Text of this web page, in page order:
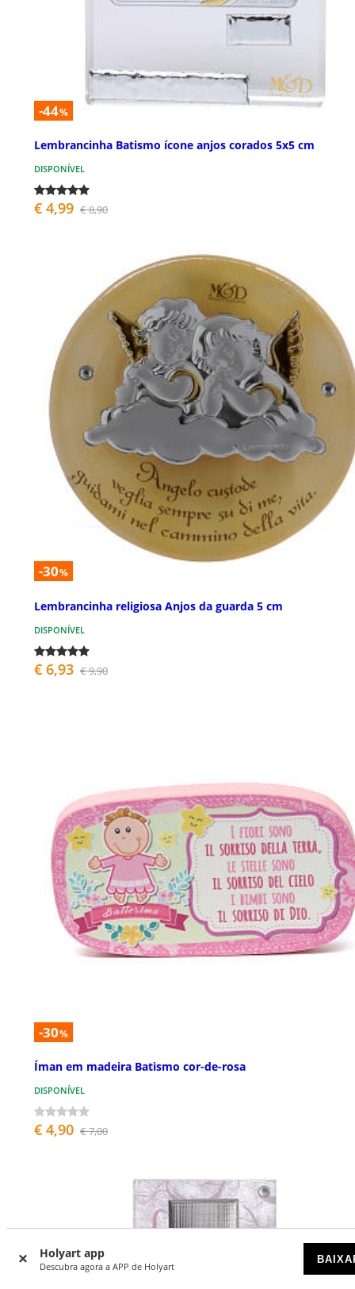
Holyart app
Descubra agora a APP de Holyart
-44%
Lembrancinha Batismo ícone anjos corados 5x5 cm
DISPONÍVEL
€ 4,99 € 8,90
-30%
Lembrancinha religiosa Anjos da guarda 5 cm
DISPONÍVEL
€ 6,93 € 9,90
-30%
Íman em madeira Batismo cor-de-rosa
DISPONÍVEL
€ 4,90 € 7,00